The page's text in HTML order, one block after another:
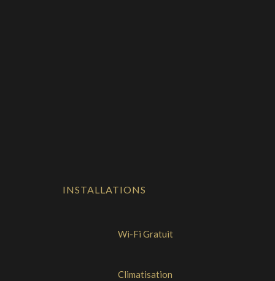
INSTALLATIONS
Wi-Fi Gratuit
Climatisation